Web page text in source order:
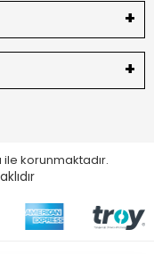
ile korunmaktadır.